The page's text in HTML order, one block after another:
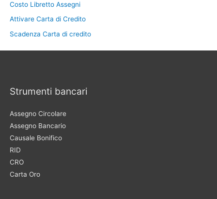
Costo Libretto Assegni
Attivare Carta di Credito
Scadenza Carta di credito
Strumenti bancari
Assegno Circolare
Assegno Bancario
Causale Bonifico
RID
CRO
Carta Oro